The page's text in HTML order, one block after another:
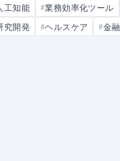
工知能 #業務効率化ツール
究開発
#ヘルスケア #金融